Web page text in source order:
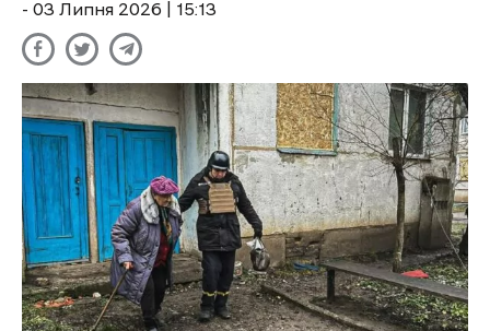
- 03 Липня 2026 | 15:13